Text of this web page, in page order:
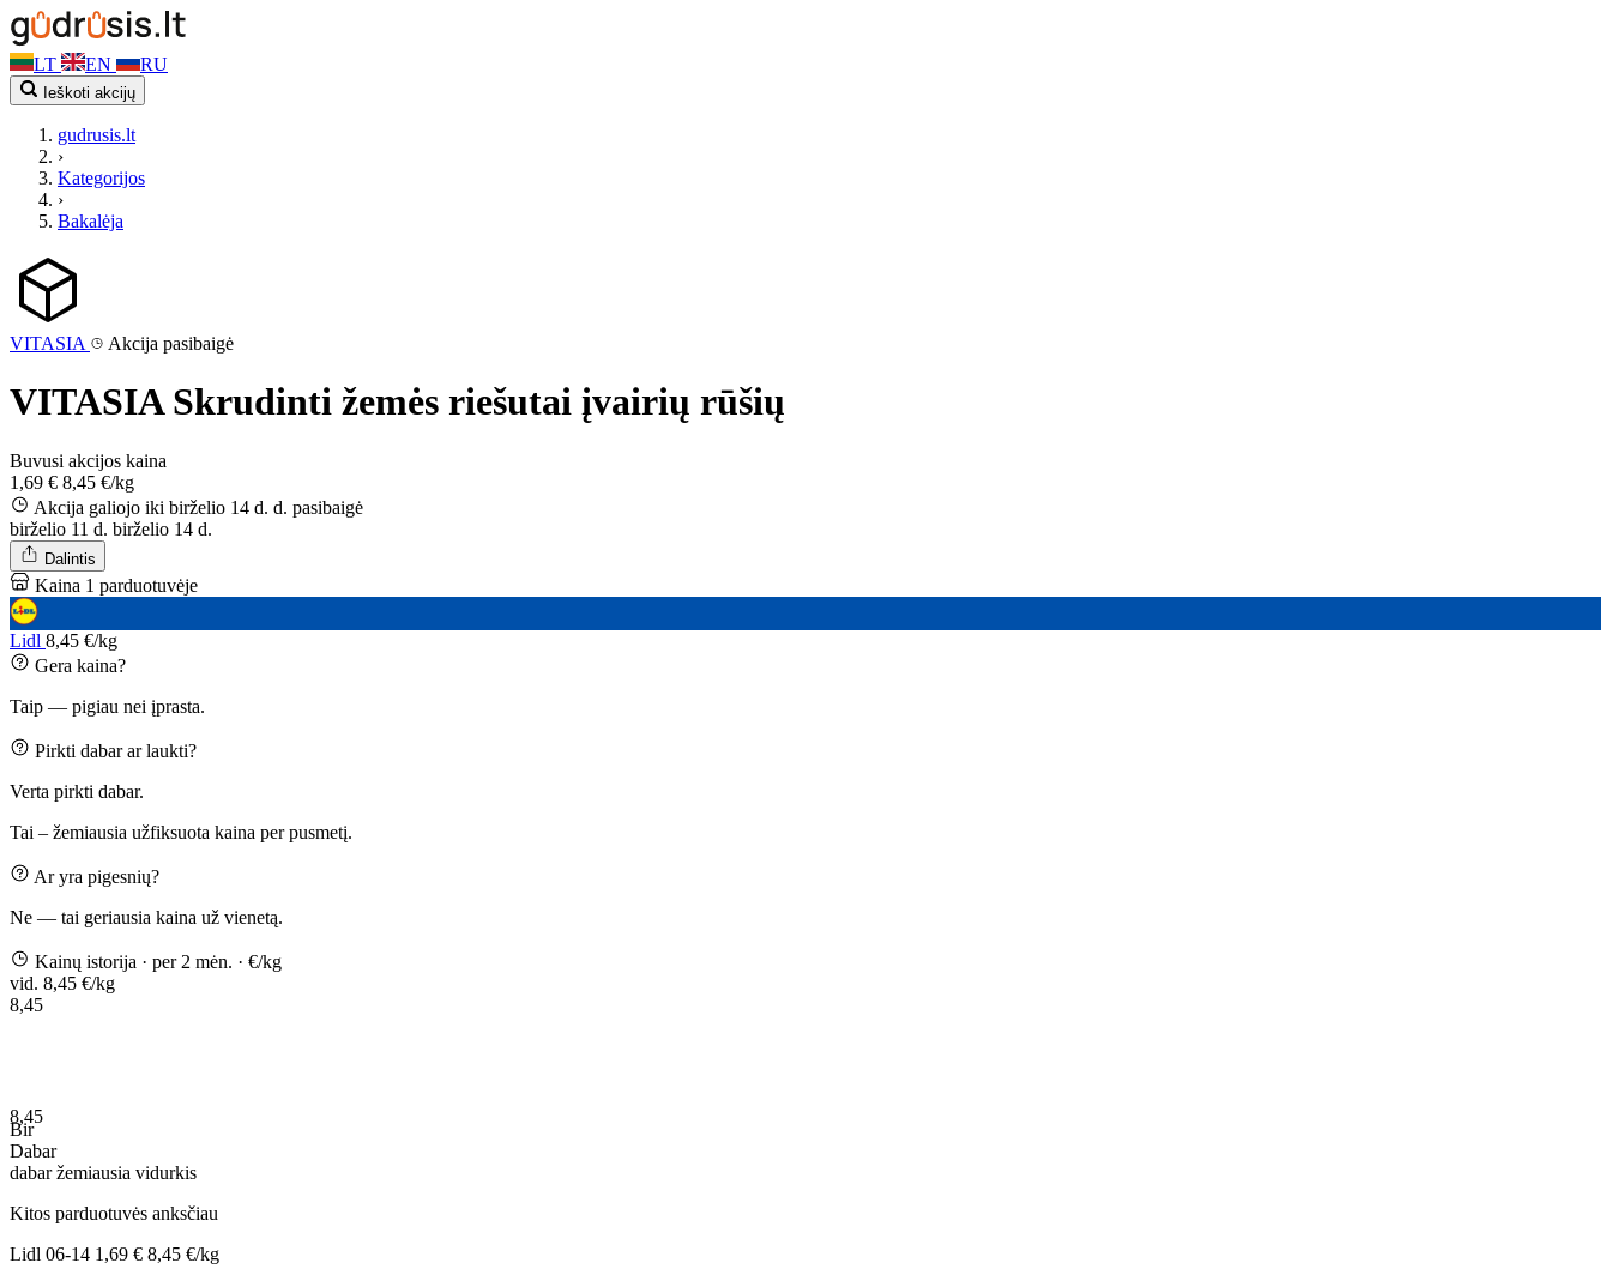
LT EN RU
Ieškoti akcijų
gudrusis.lt
›
Kategorijos
›
Bakalėja
VITASIA Akcija pasibaigė
VITASIA Skrudinti žemės riešutai įvairių rūšių
Buvusi akcijos kaina
1,69 € 8,45 €/kg
Akcija galiojo iki birželio 14 d. d. pasibaigė
birželio 11 d. birželio 14 d.
Dalintis
Kaina 1 parduotuvėje
Lidl 8,45 €/kg
Gera kaina?
Taip — pigiau nei įprasta.
Pirkti dabar ar laukti?
Verta pirkti dabar.
Tai – žemiausia užfiksuota kaina per pusmetį.
Ar yra pigesnių?
Ne — tai geriausia kaina už vienetą.
Kainų istorija · per 2 mėn. · €/kg
vid. 8,45 €/kg
8,45
8,45
Bir
Dabar
dabaržemiausia vidurkis
Kitos parduotuvės anksčiau
Lidl 06-14 1,69 € 8,45 €/kg